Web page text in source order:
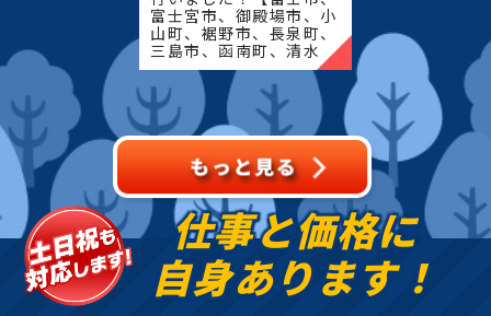
富士宮市、御殿場市、小
山町、裾野市、長泉町、
三島市、函南町、清水
町、沼津市、熱海市、伊
豆の国市、伊豆市、伊東
市、東伊豆町、西伊豆
町、河津町、松崎町、下
田市、
仕事と価格に
自身あります！